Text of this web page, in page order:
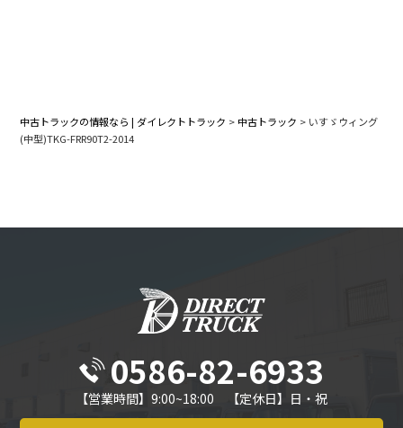
中古トラックの情報なら | ダイレクトトラック > 中古トラック > いすゞウィング
(中型)TKG-FRR90T2-2014
0586-82-6933
【営業時間】9:00~18:00 【定休日】日・祝